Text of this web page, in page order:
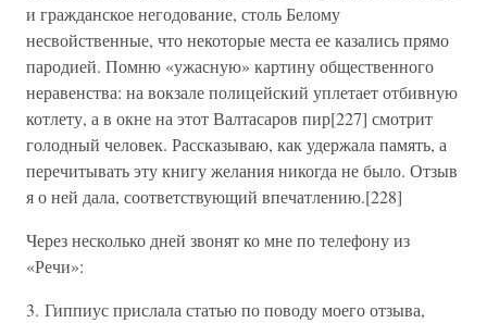
и гражданское негодование, столь Белому
несвойственные, что некоторые места ее казались прямо
пародией. Помню «ужасную» картину общественного
неравенства: на вокзале полицейский уплетает отбивную
котлету, а в окне на этот Валтасаров пир[227] смотрит
голодный человек. Рассказываю, как удержала память, а
перечитывать эту книгу желания никогда не было. Отзыв
я о ней дала, соответствующий впечатлению.[228]
Через несколько дней звонят ко мне по телефону из
«Речи»:
3. Гиппиус прислала статью по поводу моего отзыва,